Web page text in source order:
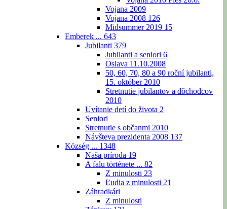
Vojana 2009
Vojana 2008 126
Midsummer 2019 15
Emberek ... 643
Jubilanti 379
Jubilanti a seniori 6
Oslava 11.10.2008
50, 60, 70, 80 a 90 roční jubilanti,
15. október 2010
Stretnutie jubilantov a dôchodcov
2010
Uvítanie detí do života 2
Seniori
Stretnutie s občanmi 2010
Návšteva prezidenta 2008 137
Község ... 1348
Naša príroda 19
A falu története ... 82
Z minulosti 23
Ľudia z minulosti 21
Záhradkári
Z minulosti